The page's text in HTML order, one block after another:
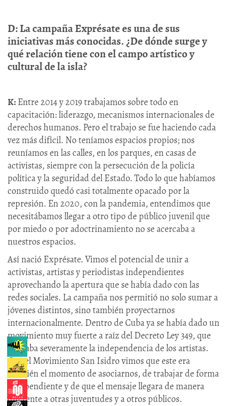
D: La campaña Exprésate es una de sus
iniciativas más conocidas. ¿De dónde surge y
qué relación tiene con el campo artístico y
cultural de la isla?
K: Entre 2014 y 2019 trabajamos sobre todo en
capacitación: liderazgo, mecanismos internacionales de
derechos humanos. Pero el trabajo se fue haciendo cada
vez más difícil. No teníamos espacios propios; nos
reuníamos en las calles, en los parques, en casas de
activistas, siempre con la persecución de la policía
política y la seguridad del Estado. Todo lo que habíamos
construido quedó casi totalmente opacado por la
represión. En 2020, con la pandemia, entendimos que
necesitábamos llegar a otro tipo de público juvenil que
por miedo o por adoctrinamiento no se acercaba a
nuestros espacios.
Así nació Exprésate. Vimos el potencial de unir a
activistas, artistas y periodistas independientes
aprovechando la apertura que se había dado con las
redes sociales. La campaña nos permitió no solo sumar a
jóvenes distintos, sino también proyectarnos
internacionalmente. Dentro de Cuba ya se había dado un
movimiento muy fuerte a raíz del Decreto Ley 349, que
limitaba severamente la independencia de los artistas.
Con el Movimiento San Isidro vimos que este era
también el momento de asociarnos, de trabajar de forma
independiente y de que el mensaje llegara de manera
diferente a otras juventudes y a otros públicos.